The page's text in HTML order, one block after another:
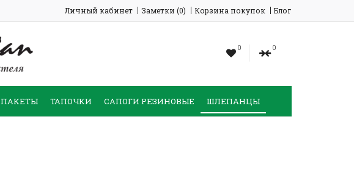
Личный кабинет Заметки (0) Корзина покупок Блог
0 0
ПАКЕТЫ ТАПОЧКИ САПОГИ РЕЗИНОВЫЕ ШЛЕПАНЦЫ